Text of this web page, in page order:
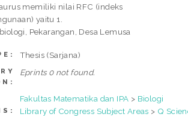
memiliki nilai RFC (indeks
yaitu 1.
Pekarangan, Desa Lemusa
Thesis (Sarjana)
Eprints 0 not found.
Fakultas Matematika dan IPA > Biologi
Library of Congress Subject Areas > Q